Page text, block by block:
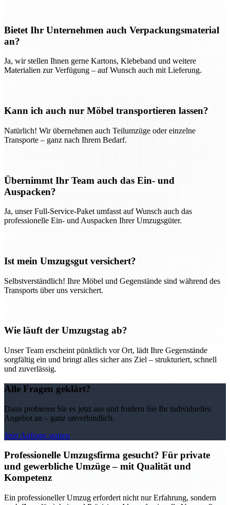
Bietet Ihr Unternehmen auch Verpackungsmaterial
an?
Ja, wir stellen Ihnen gerne Kartons, Klebeband und weitere
Materialien zur Verfügung – auf Wunsch auch mit Lieferung.
Kann ich auch nur Möbel transportieren lassen?
Natürlich! Wir übernehmen auch Teilumzüge oder einzelne
Transporte – ganz nach Ihrem Bedarf.
Übernimmt Ihr Team auch das Ein- und
Auspacken?
Ja, unser Full-Service-Paket umfasst auf Wunsch auch das
professionelle Ein- und Auspacken Ihrer Umzugsgüter.
Ist mein Umzugsgut versichert?
Selbstverständlich! Ihre Möbel und Gegenstände sind während des
Transports über uns versichert.
Wie läuft der Umzugstag ab?
Unser Team erscheint pünktlich vor Ort, lädt Ihre Gegenstände
sorgfältig ein und bringt alles sicher ans Ziel – strukturiert, schnell
und zuverlässig.
Alle Fragen geklärt?
Dann probieren Sie es jetzt aus und fordern Sie Ihr individuelles
Angebot an – ganz unverbindlich.
Jetzt Anfrage starten
Professionelle Umzugsfirma gesucht? Für private
und gewerbliche Umzüge – mit Qualität und
Kompetenz
Ein professioneller Umzug erfordert nicht nur Erfahrung, sondern